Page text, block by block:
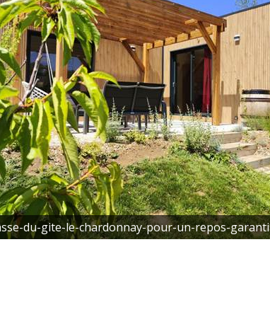
du-gite-le-chardonnay-pour-un-repos-garanti